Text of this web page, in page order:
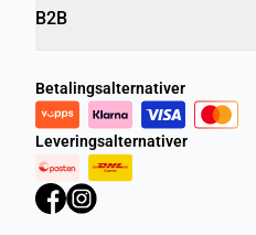
B2B
Betalingsalternativer
Leveringsalternativer